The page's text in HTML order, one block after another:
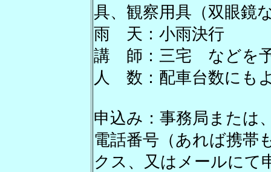
具、観察用具（双眼鏡
雨 天：小雨決行
講 師：三宅 などを
人 数：配車台数にも
申込み：事務局または
電話番号（あれば携
クス、又はメールにて